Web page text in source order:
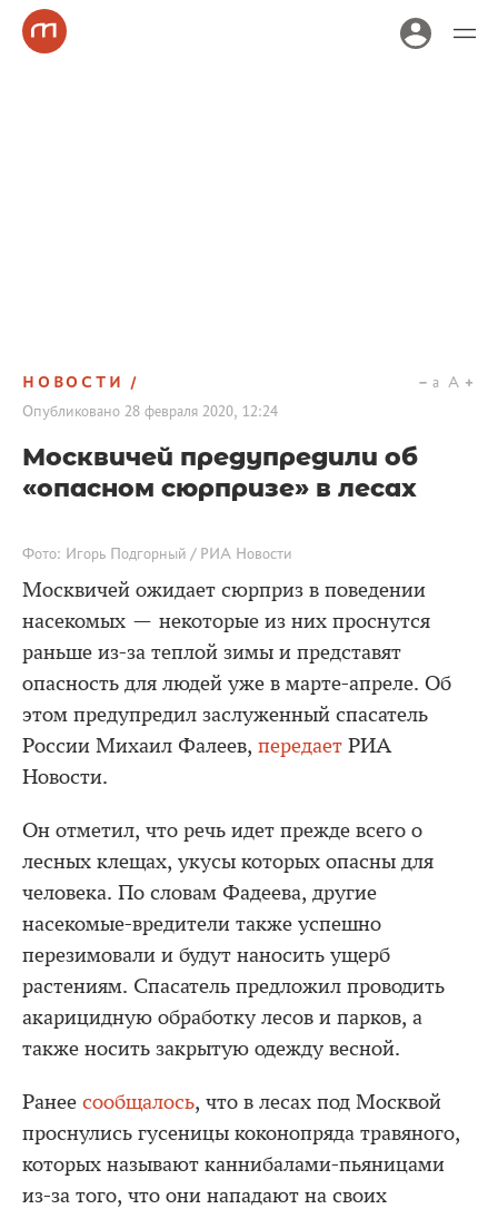
НОВОСТИ
Опубликовано 28 февраля 2020, 12:24
a A
Москвичей предупредили об
«опасном сюрпризе» в лесах
Фото: Игорь Подгорный / РИА Новости
Москвичей ожидает сюрприз в поведении
насекомых — некоторые из них проснутся
раньше из-за теплой зимы и представят
опасность для людей уже в марте-апреле. Об
этом предупредил заслуженный спасатель
России Михаил Фалеев, передает РИА
Новости.
Он отметил, что речь идет прежде всего о
лесных клещах, укусы которых опасны для
человека. По словам Фадеева, другие
насекомые-вредители также успешно
перезимовали и будут наносить ущерб
растениям. Спасатель предложил проводить
акарицидную обработку лесов и парков, а
также носить закрытую одежду весной.
Ранее сообщалось, что в лесах под Москвой
проснулись гусеницы коконопряда травяного,
которых называют каннибалами-пьяницами
из-за того, что они нападают на своих